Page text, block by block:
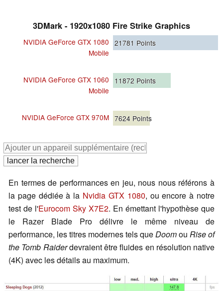
3DMark - 1920x1080 Fire Strike Graphics
NVIDIA GeForce GTX 1080
Mobile
21781 Points
NVIDIA GeForce GTX 1060
Mobile
11872 Points
NVIDIA GeForce GTX 970M 7624 Points
En termes de performances en jeu, nous nous référons à
la page dédiée à la Nvidia GTX 1080, ou encore à notre
test de l'Eurocom Sky X7E2. En émettant l'hypothèse que
le Razer Blade Pro délivre le même niveau de
performance, les titres modernes tels queDoomou Rise of
the Tomb Raiderdevraient être fluides en résolution native
(4K) avec les détails au maximum.